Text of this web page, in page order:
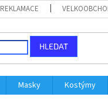
REKLAMACE
HLEDAT
Masky Kostýmy